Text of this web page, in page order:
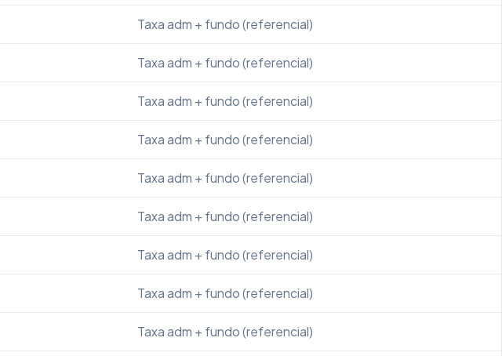
Taxa adm + fundo (referencial)
Taxa adm + fundo (referencial)
Taxa adm + fundo (referencial)
Taxa adm + fundo (referencial)
Taxa adm + fundo (referencial)
Taxa adm + fundo (referencial)
Taxa adm + fundo (referencial)
Taxa adm + fundo (referencial)
Taxa adm + fundo (referencial)